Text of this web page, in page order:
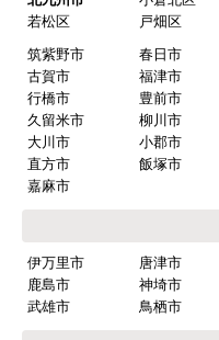
若松区
戸畑区
筑紫野市
春日市
古賀市
福津市
行橋市
豊前市
久留米市
柳川市
大川市
小郡市
直方市
飯塚市
嘉麻市
伊万里市 唐津市
鹿島市
神埼市
武雄市
鳥栖市